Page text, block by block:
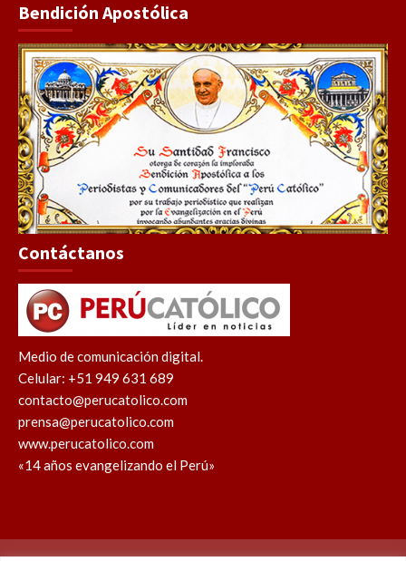
Bendición Apostólica
Contáctanos
Medio de comunicación digital.
Celular: +51 949 631 689
contacto@perucatolico.com
prensa@perucatolico.com
www.perucatolico.com
«14 años evangelizando el Perú»